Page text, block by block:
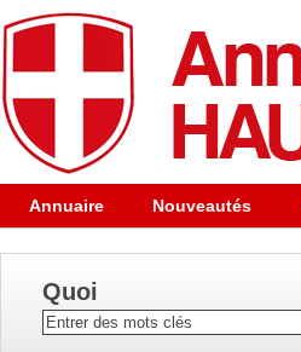
Annuaire Nouveautés
Quoi